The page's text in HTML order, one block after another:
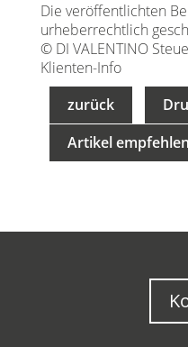
Die veröffentlichten
urheberrechtlich
© DI VALENTINO
Klienten-Info
zurück
Artikel empfehlen